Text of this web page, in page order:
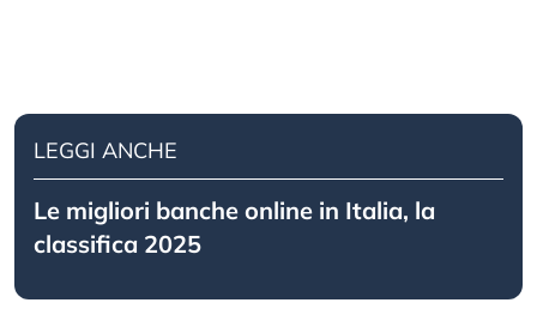
LEGGI ANCHE
Le migliori banche online in Italia, la
classifica 2025